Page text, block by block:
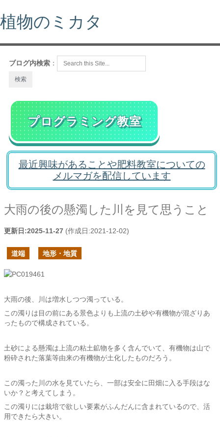
植物のミカタ
ブログ内検索 ：
プログラミング教室
最近興味があることや肥料教室についての
メルマガを配信しています
大雨の後の懸濁した川を見て思うこと
更新日:2025-11-27 (作成日:2021-12-02)
道端 地形・地質
大雨の後、川は増水しつつ濁っている。
この濁りは目の前にある景色よりも上流の土砂や有機物が混ざりあ
ったもので構成されている。
土砂による懸濁は上流の粘土鉱物を多く含んでいて、有機物は山で
粉砕された落葉等由来の有機物が土化したものだろう。
この濁った川の水を見ていたら、一部は安全に田畑に入る手段はな
いか？と考えてしまう。
この濁りには栽培で欲しい要素がふんだんに含まれているので、活
用できたら大きい。